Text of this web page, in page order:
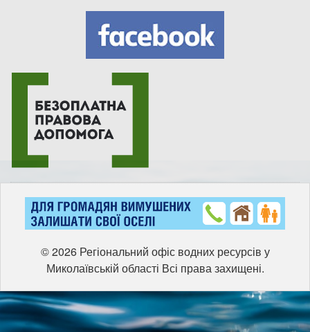
© 2026 Регіональний офіс водних ресурсів у
Миколаївській області Всі права захищені.